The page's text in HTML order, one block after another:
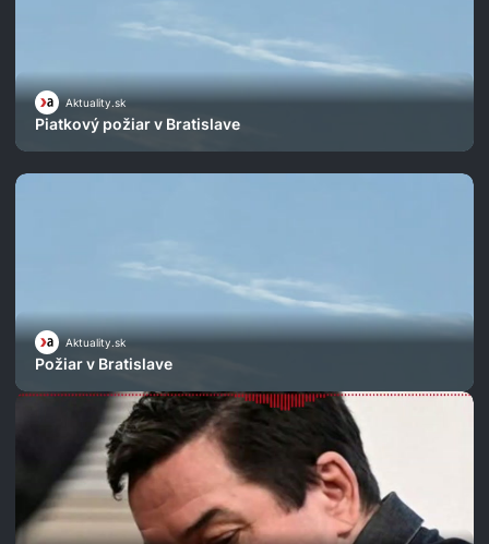
Aktuality.sk
Piatkový požiar v Bratislave
Aktuality.sk
Požiar v Bratislave